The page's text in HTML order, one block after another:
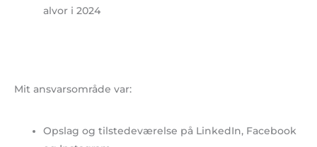
alvor i 2024
Mit ansvarsområde var:
Opslag og tilstedeværelse på LinkedIn, Facebook